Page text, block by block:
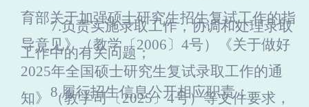
育部关于加强硕士研究生招生复试工作的指
导意见》（教学〔2006〕4号）《关于做好
2025年全国硕士研究生复试录取工作的通
知》（教学司〔2025〕4号）等文件要求，
7.负责实施录取工作，协调和处理录取
工作中的有关问题；
8.履行招生信息公开相应职责；